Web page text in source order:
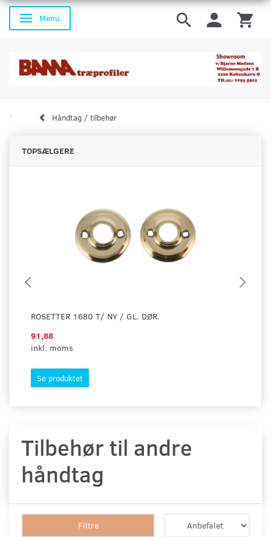
Skifte navigation
Menu
Håndtag / tilbehør
TOPSÆLGERE
ROSETTER 1680 T/ NY / GL. DØR.
91,88
inkl. moms
Se produktet
Tilbehør til andre
håndtag
Filtre